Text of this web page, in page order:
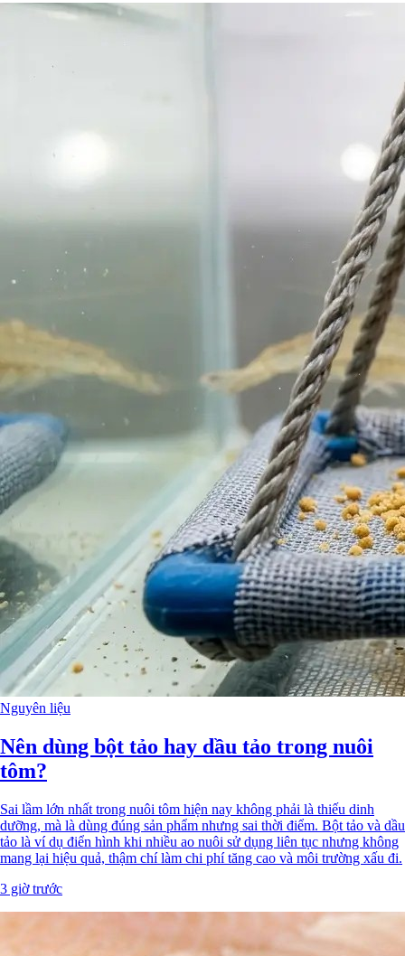
Nguyên liệu
Nên dùng bột tảo hay dầu tảo trong nuôi
tôm?
Sai lầm lớn nhất trong nuôi tôm hiện nay không phải là thiếu dinh
dưỡng, mà là dùng đúng sản phẩm nhưng sai thời điểm. Bột tảo và dầu
tảo là ví dụ điển hình khi nhiều ao nuôi sử dụng liên tục nhưng không
mang lại hiệu quả, thậm chí làm chi phí tăng cao và môi trường xấu đi.
3 giờ trước